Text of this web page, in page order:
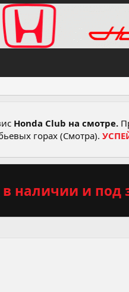
Honda Club на смотре.
горах (Смотра).
наличии и под